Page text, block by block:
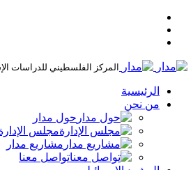
المركز الفلسطيني للدراسات
الرئيسية
من نحن
حول مدار
مجلس
مشاريع مدار
تواصل معنا